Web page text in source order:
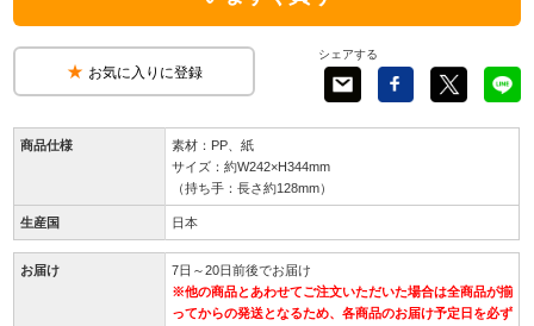
お気に入りに登録
シェアする
商品仕様
素材：PP、紙
サイズ：約W242×H344mm
（持ち手：長さ約128mm）
生産国 日本
お届け
7日～20日前後でお届け
※他の商品とあわせてご注文いただいた場合は全商品が揃
ってからの発送となるため、各商品のお届け予定日を必ず